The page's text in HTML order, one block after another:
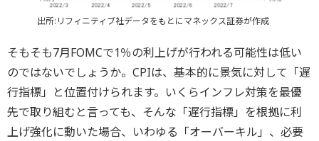
出所:リフィニティブ社データをもとにマネックス証券が作成
そもそも7月FOMCで1％の利上げが行われる可能性は低い
のではないでしょうか。CPIは、基本的に景気に対して「遅
行指標」と位置付けられます。いくらインフレ対策を最優
先で取り組むと言っても、そんな「遅行指標」を根拠に利
上げ強化に動いた場合、いわゆる「オーバーキル」、必要